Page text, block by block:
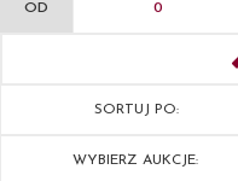
OD
SORTUJ PO:
WYBIERZ AUKCJE: